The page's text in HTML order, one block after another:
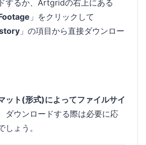
するか、Artgridの右上にある
」をクリックして
」の項目から直接ダウンロー
ット(形式)によってファイルサイ
ダウンロードする際は必要に応
しょう。